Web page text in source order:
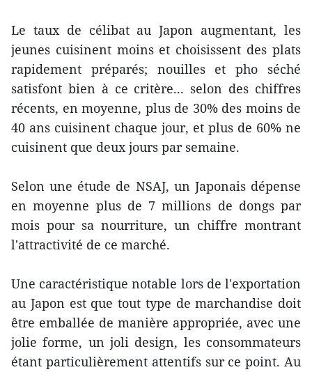
Le taux de célibat au Japon augmentant, les
jeunes cuisinent moins et choisissent des plats
rapidement préparés; nouilles et pho séché
satisfont bien à ce critère... selon des chiffres
récents, en moyenne, plus de 30% des moins de
40 ans cuisinent chaque jour, et plus de 60% ne
cuisinent que deux jours par semaine.
Selon une étude de NSAJ, un Japonais dépense
en moyenne plus de 7 millions de dongs par
mois pour sa nourriture, un chiffre montrant
l'attractivité de ce marché.
Une caractéristique notable lors de l'exportation
au Japon est que tout type de marchandise doit
être emballée de manière appropriée, avec une
jolie forme, un joli design, les consommateurs
étant particulièrement attentifs sur ce point. Au